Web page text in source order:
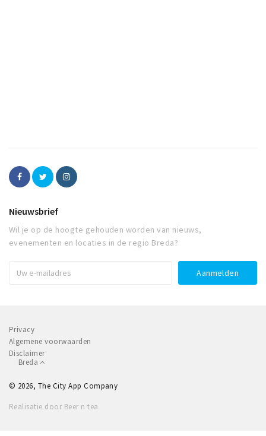
Nieuwsbrief
Wil je op de hoogte gehouden worden van nieuws,
evenementen en locaties in de regio Breda?
Privacy
Algemene voorwaarden
Disclaimer
Breda
© 2026, The City App Company
Realisatie door Beer n tea